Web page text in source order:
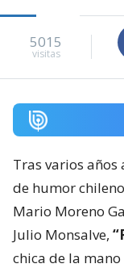
5015
visitas
Tras varios años
de humor chileno
Mario Moreno
Julio Monsalve,
chica de la mano